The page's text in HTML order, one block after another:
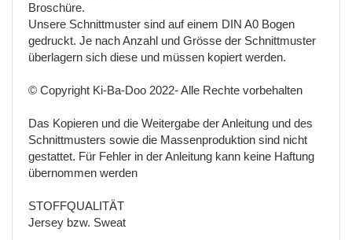
Broschüre.
Unsere Schnittmuster sind auf einem DIN A0 Bogen
gedruckt. Je nach Anzahl und Grösse der Schnittmuster
überlagern sich diese und müssen kopiert werden.
© Copyright Ki-Ba-Doo 2022- Alle Rechte vorbehalten
Das Kopieren und die Weitergabe der Anleitung und des
Schnittmusters sowie die Massenproduktion sind nicht
gestattet. Für Fehler in der Anleitung kann keine Haftung
übernommen werden
STOFFQUALITÄT
Jersey bzw. Sweat